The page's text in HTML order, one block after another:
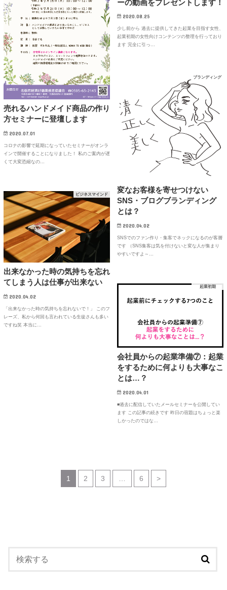
ーの動画をプレゼントします！
2020.08.25
少し前から 過去に提供してきた起業を目指す女性、
起業初期の女性向けコンテンツの整理を行っており
ます 完全に引っ…
売れるハンドメイド商品の作り
方セミナーに登壇します
2020.07.01
コロナの影響で延期になっていたセミナーがオンラ
インで開催することになりました！ 私のご案内が遅
くて大変恐縮なの…
ブランディング
変なお客様を寄せつけない
SNS・ブログブランディング
とは？
2020.04.02
SNSでのファン作り・集客でネックになるのが客層
です （SNS集客は気を付けないと変な人が集まり
やすいですよ～…
ビジネスマインド
出来なかった時の気持ちを忘れ
てしまう人は仕事が出来ない
2020.04.02
「出来なかった時の気持ちを忘れないで！」 このフ
レーズ、私から何回も言われている生徒さんも多い
ですね笑 本当に…
起業初期
会社員からの起業準備⑦：起業
をするために何よりも大事なこ
とは…？
2020.04.01
■過去に配信していたメールセミナーを公開してい
ます この記事の続きです 昨日の宿題はちょっと楽
しかったのではな…
1 2 3 … 6 >